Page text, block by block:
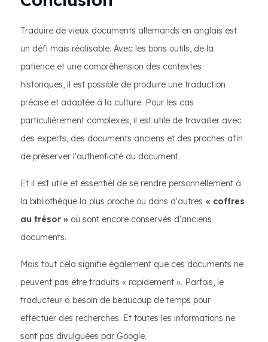
Traduire de vieux documents allemands en anglais est
un défi mais réalisable. Avec les bons outils, de la
patience et une compréhension des contextes
historiques, il est possible de produire une traduction
précise et adaptée à la culture. Pour les cas
particulièrement complexes, il est utile de travailler avec
des experts, des documents anciens et des proches afin
de préserver l'authenticité du document.
Et il est utile et essentiel de se rendre personnellement à
la bibliothèque la plus proche ou dans d'autres « coffres
au trésor » où sont encore conservés d'anciens
documents.
Mais tout cela signifie également que ces documents ne
peuvent pas être traduits « rapidement ». Parfois, le
traducteur a besoin de beaucoup de temps pour
effectuer des recherches. Et toutes les informations ne
sont pas divulguées par Google.